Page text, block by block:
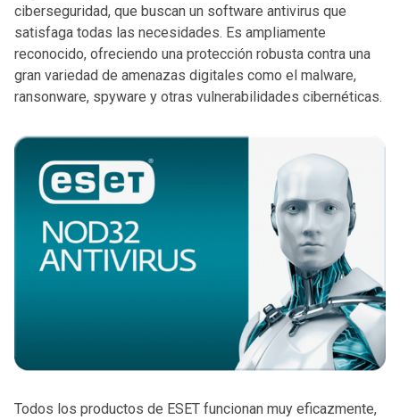
ciberseguridad, que buscan un software antivirus que
satisfaga todas las necesidades. Es ampliamente
reconocido, ofreciendo una protección robusta contra una
gran variedad de amenazas digitales como el malware,
ransonware, spyware y otras vulnerabilidades cibernéticas.
Todos los productos de ESET funcionan muy eficazmente,